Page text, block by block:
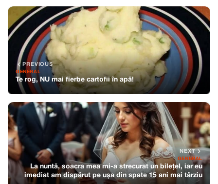
PREVIOUS
GENERAL
Te rog, NU mai fierbe cartofii în apă!
NEXT
GENERAL
La nuntă, soacra mea mi-a strecurat un bilețel, iar eu
imediat am dispărut pe ușa din spate 15 ani mai târziu